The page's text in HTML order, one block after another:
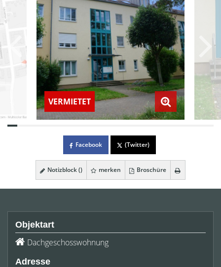
VERMIETET
Facebook (Twitter)
Notizblock () merken Broschüre
Objektart
Dachgeschosswohnung
Adresse